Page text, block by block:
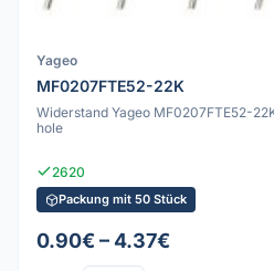
Yageo
MF0207FTE52-22K
Widerstand Yageo MF0207FTE52-
hole
2620
Packung mit 50 Stück
0.90€ – 4.37€